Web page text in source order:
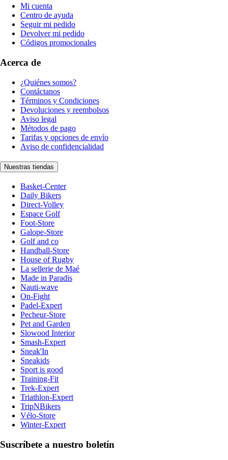
Mi cuenta
Centro de ayuda
Seguir mi pedido
Devolver mi pedido
Códigos promocionales
Acerca de
¿Quiénes somos?
Contáctanos
Términos y Condiciones
Devoluciones y reembolsos
Aviso legal
Métodos de pago
Tarifas y opciones de envío
Aviso de confidencialidad
Nuestras tiendas
Basket-Center
Daily Bikers
Direct-Volley
Espace Golf
Foot-Store
Galope-Store
Golf and co
Handball-Store
House of Rugby
La sellerie de Maé
Made in Paradis
Nauti-wave
On-Fight
Padel-Expert
Pecheur-Store
Pet and Garden
Slowood Interior
Smash-Expert
Sneak'In
Sneakids
Sport is good
Training-Fit
Trek-Expert
Triathlon-Expert
TripNBikers
Vélo-Store
Winter-Expert
Suscríbete a nuestro boletín